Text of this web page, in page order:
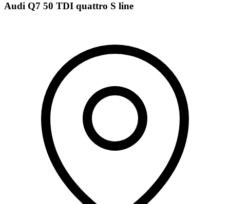
Audi Q7 50 TDI quattro S line